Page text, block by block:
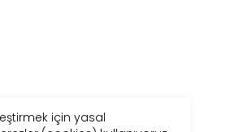
için yasal